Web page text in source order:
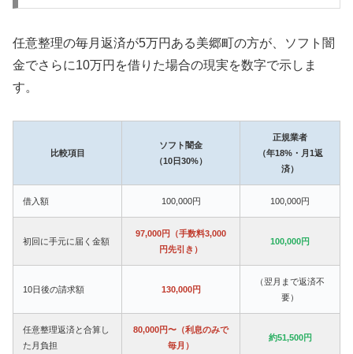
任意整理の毎月返済が5万円ある美郷町の方が、ソフト闇
金でさらに10万円を借りた場合の現実を数字で示しま
す。
比較項目
ソフト闇金
（10日30%）
正規業者
（年18%・月1返
済）
借入額 100,000円 100,000円
初回に手元に届く金額
97,000円（手数料3,000
円先引き）
100,000円
10日後の請求額 130,000円
（翌月まで返済不
要）
任意整理返済と合算し
た月負担
80,000円〜（利息のみで
毎月）
約51,500円